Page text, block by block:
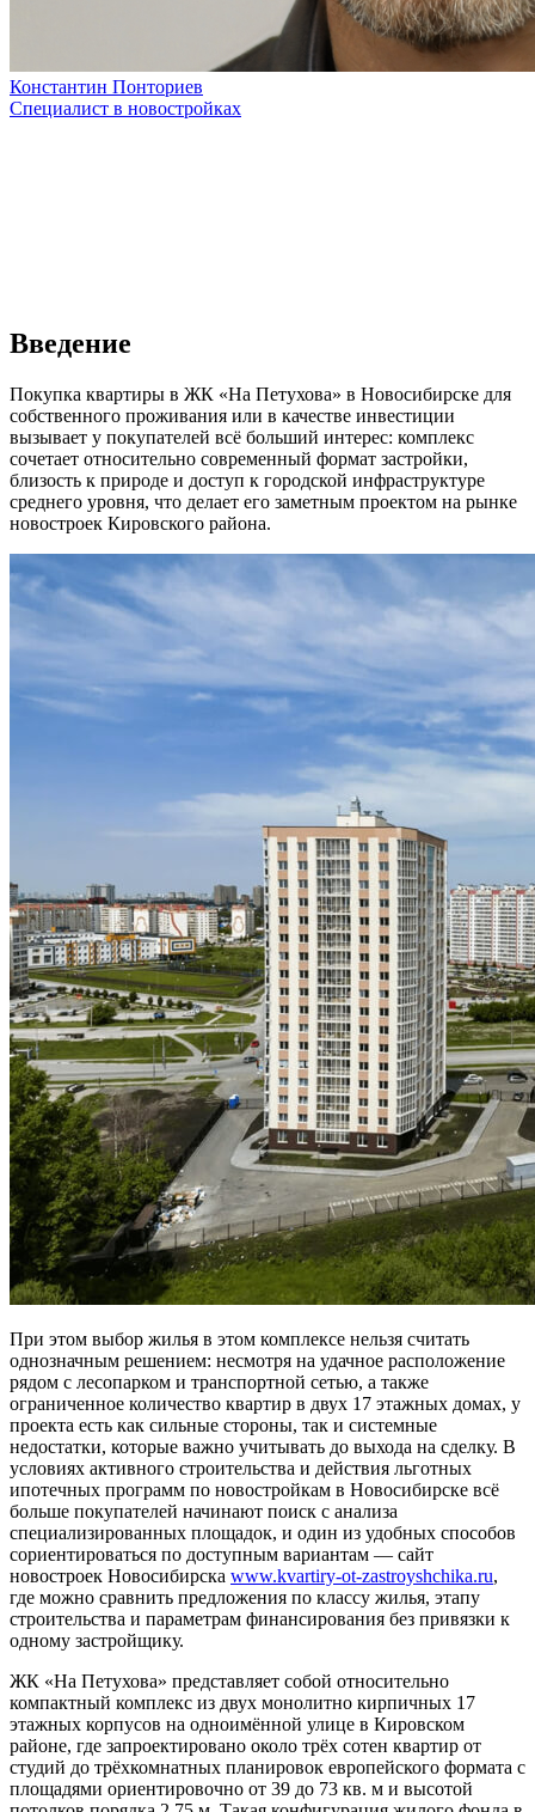
Константин Понториев
Специалист в новостройках
Введение
Покупка квартиры в ЖК «На Петухова» в Новосибирске для
собственного проживания или в качестве инвестиции
вызывает у покупателей всё больший интерес: комплекс
сочетает относительно современный формат застройки,
близость к природе и доступ к городской инфраструктуре
среднего уровня, что делает его заметным проектом на рынке
новостроек Кировского района.
При этом выбор жилья в этом комплексе нельзя считать
однозначным решением: несмотря на удачное расположение
рядом с лесопарком и транспортной сетью, а также
ограниченное количество квартир в двух 17 этажных домах, у
проекта есть как сильные стороны, так и системные
недостатки, которые важно учитывать до выхода на сделку. В
условиях активного строительства и действия льготных
ипотечных программ по новостройкам в Новосибирске всё
больше покупателей начинают поиск с анализа
специализированных площадок, и один из удобных способов
сориентироваться по доступным вариантам — сайт
новостроек Новосибирска www.kvartiry-ot-zastroyshchika.ru,
где можно сравнить предложения по классу жилья, этапу
строительства и параметрам финансирования без привязки к
одному застройщику.
ЖК «На Петухова» представляет собой относительно
компактный комплекс из двух монолитно кирпичных 17
этажных корпусов на одноимённой улице в Кировском
районе, где запроектировано около трёх сотен квартир от
студий до трёхкомнатных планировок европейского формата с
площадями ориентировочно от 39 до 73 кв. м и высотой